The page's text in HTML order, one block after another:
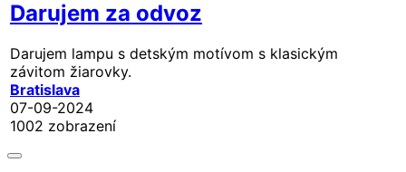
Darujem za odvoz
Darujem lampu s detským motívom s klasickým
závitom žiarovky.
Bratislava
07-09-2024
1002 zobrazení